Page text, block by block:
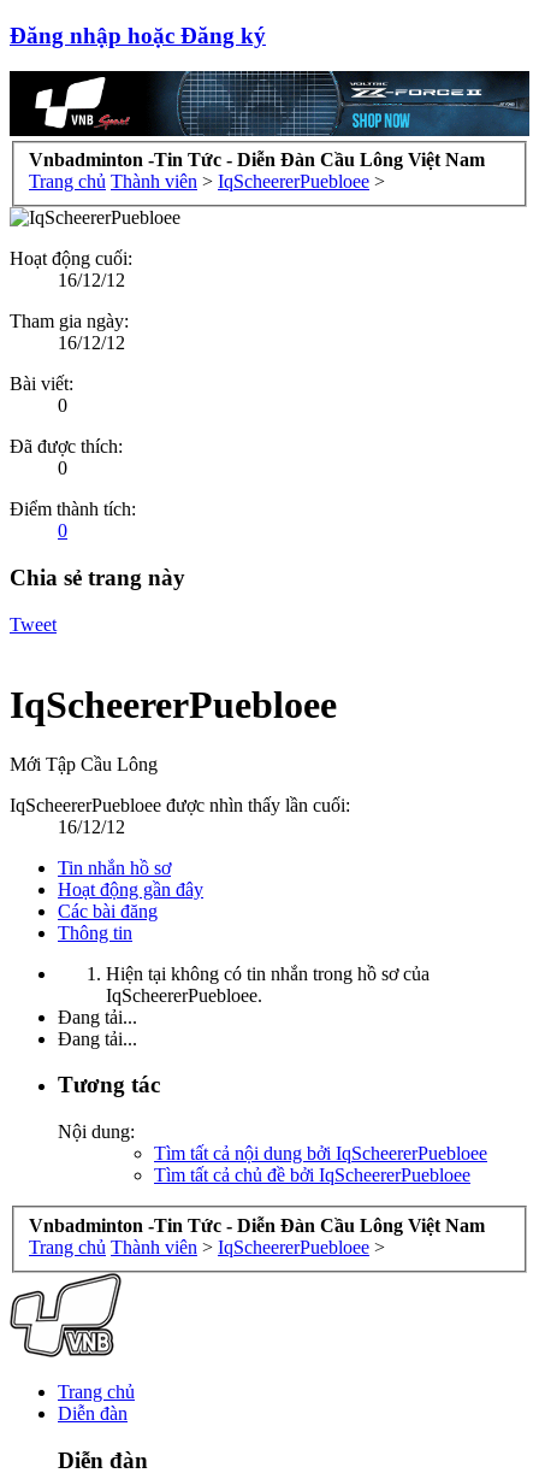
Đăng nhập hoặc Đăng ký
Vnbadminton -Tin Tức - Diễn Đàn Cầu Lông Việt Nam
Trang chủ Thành viên > IqScheererPuebloee >
Hoạt động cuối:
16/12/12
Tham gia ngày:
16/12/12
Bài viết:
0
Đã được thích:
0
Điểm thành tích:
0
Chia sẻ trang này
Tweet
IqScheererPuebloee
Mới Tập Cầu Lông
IqScheererPuebloee được nhìn thấy lần cuối:
16/12/12
Tin nhắn hồ sơ
Hoạt động gần đây
Các bài đăng
Thông tin
Hiện tại không có tin nhắn trong hồ sơ của
IqScheererPuebloee.
Đang tải...
Đang tải...
Tương tác
Nội dung:
Tìm tất cả nội dung bởi IqScheererPuebloee
Tìm tất cả chủ đề bởi IqScheererPuebloee
Vnbadminton -Tin Tức - Diễn Đàn Cầu Lông Việt Nam
Trang chủ Thành viên > IqScheererPuebloee >
Trang chủ
Diễn đàn
Diễn đàn